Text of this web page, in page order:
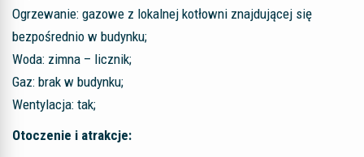
Ogrzewanie: gazowe z lokalnej kotłowni znajdującej się
bezpośrednio w budynku;
Woda: zimna – licznik;
Gaz: brak w budynku;
Wentylacja: tak;
Otoczenie i atrakcje: